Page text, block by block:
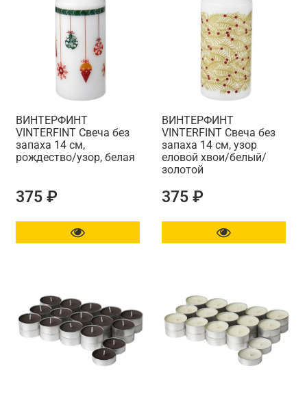
ВИНТЕРФИНТ
VINTERFINT Свеча без
запаха 14 см,
рождество/узор, белая
375 ₽
ВИНТЕРФИНТ
VINTERFINT Свеча без
запаха 14 см, узор
еловой хвои/белый/
золотой
375 ₽